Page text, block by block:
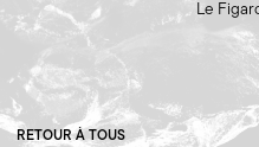
Le
RETOUR À TOUS